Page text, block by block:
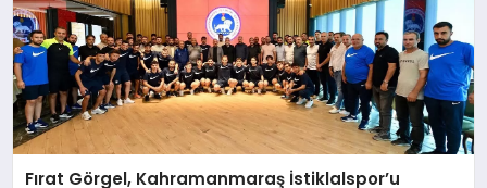
Fırat Görgel, Kahramanmaraş İstiklalspor’u